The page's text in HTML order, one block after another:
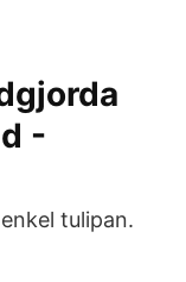
-
tulipan.